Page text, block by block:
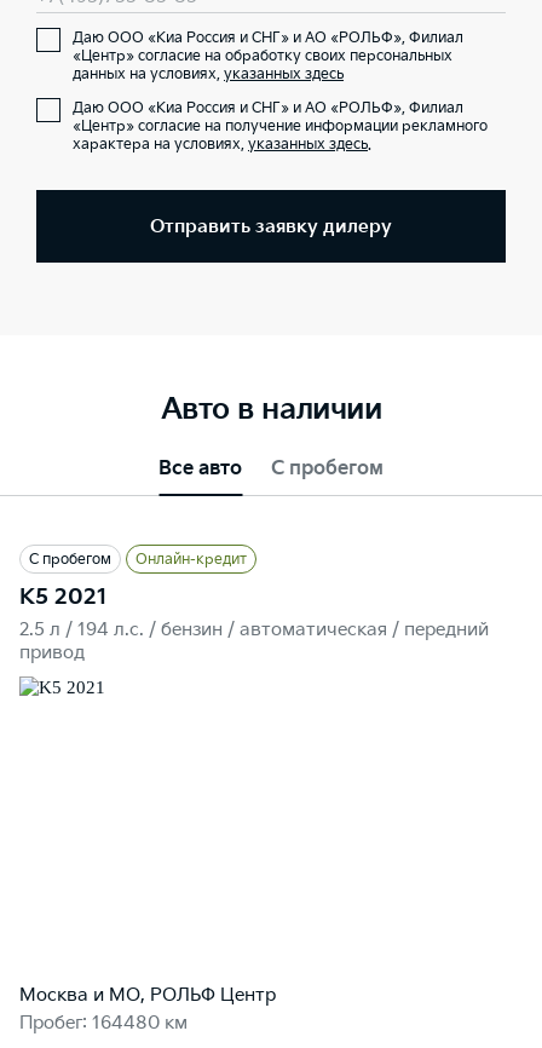
Даю ООО «Киа Россия и СНГ» и АО «РОЛЬФ», Филиал
«Центр» согласие на обработку своих персональных
данных на условиях, указанных здесь
Даю ООО «Киа Россия и СНГ» и АО «РОЛЬФ», Филиал
«Центр» согласие на получение информации рекламного
характера на условиях, указанных здесь.
Отправить заявку дилеру
Авто в наличии
Все авто С пробегом
С пробегом Онлайн-кредит
K5 2021
2.5 л / 194 л.c. / бензин / автоматическая / передний
привод
Москва и МО, РОЛЬФ Центр
Пробег: 164480 км